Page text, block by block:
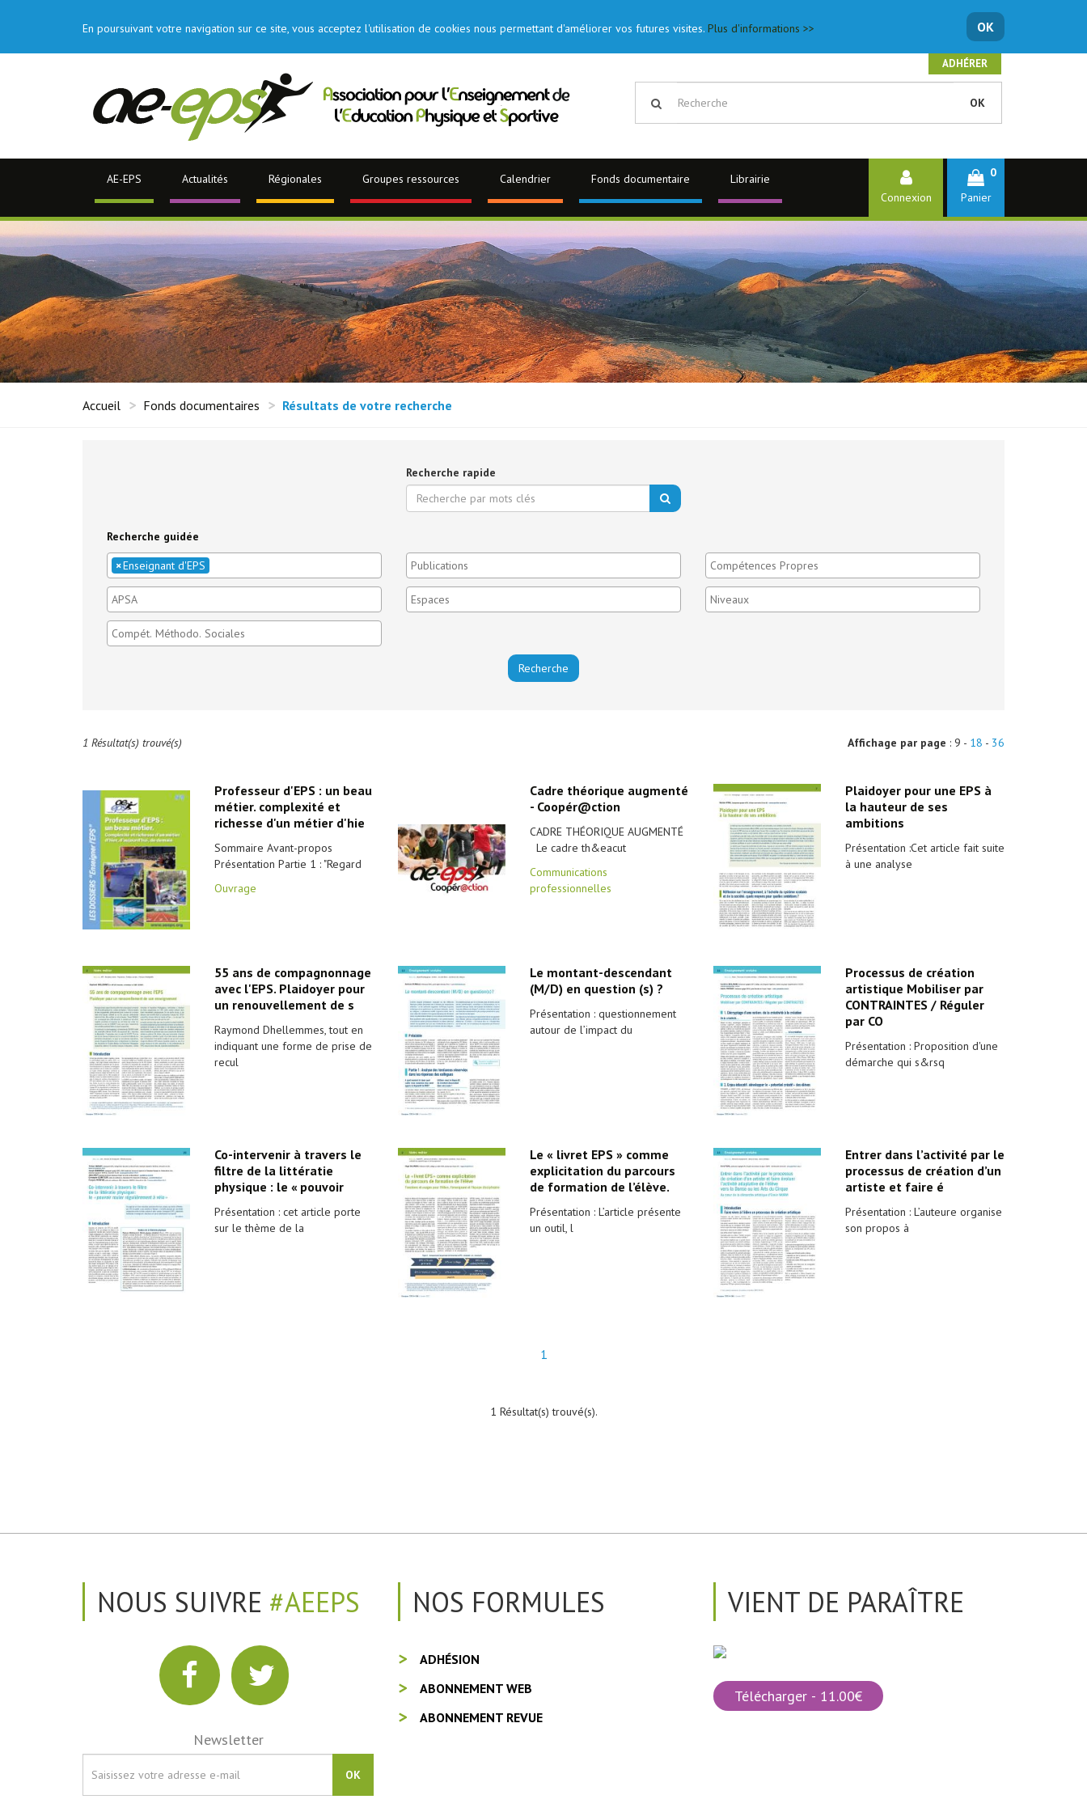
En poursuivant votre navigation sur ce site, vous acceptez l'utilisation de cookies nous permettant d'améliorer vos futures visites. Plus d'informations >> OK
ADHÉRER
OK
AE-EPS Actualités Régionales Groupes ressources Calendrier Fonds documentaire
Librairie
Connexion
0
Panier
Accueil Fonds documentaires Résultats de votre recherche
Recherche rapide
Recherche guidée
×Enseignant d'EPS
1 Résultat(s) trouvé(s) Affichage par page : 9 - 18 - 36
Professeur d'EPS : un beau
métier. complexité et
richesse d'un métier d'hie
Sommaire Avant-propos
Présentation Partie 1 : "Regard
Ouvrage
Cadre théorique augmenté
- Coopér@ction
CADRE THÉORIQUE AUGMENTÉ
Le cadre th&eacut
Communications
professionnelles
Plaidoyer pour une EPS à
la hauteur de ses
ambitions
Présentation :Cet article fait suite
à une analyse
55 ans de compagnonnage
avec l'EPS. Plaidoyer pour
un renouvellement de s
Raymond Dhellemmes, tout en
indiquant une forme de prise de
recul
Le montant-descendant
(M/D) en question (s) ?
Présentation : questionnement
autour de l’impact du
Processus de création
artistique Mobiliser par
CONTRAINTES / Réguler
par CO
Présentation : Proposition d'une
démarche qui s&rsq
Co-intervenir à travers le
filtre de la littératie
physique : le « pouvoir
Présentation : cet article porte
sur le thème de la
Le « livret EPS » comme
explicitation du parcours
de formation de l’élève.
Présentation : L’article présente
un outil, l
Entrer dans l’activité par le
processus de création d’un
artiste et faire é
Présentation : L’auteure organise
son propos à
1
1 Résultat(s) trouvé(s).
NOUS SUIVRE #AEEPS
Newsletter
OK
NOS FORMULES
ADHÉSION
ABONNEMENT WEB
ABONNEMENT REVUE
VIENT DE PARAÎTRE
Télécharger - 11.00€